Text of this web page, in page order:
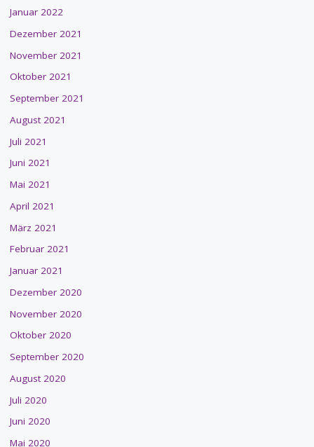
Januar 2022
Dezember 2021
November 2021
Oktober 2021
September 2021
August 2021
Juli 2021
Juni 2021
Mai 2021
April 2021
März 2021
Februar 2021
Januar 2021
Dezember 2020
November 2020
Oktober 2020
September 2020
August 2020
Juli 2020
Juni 2020
Mai 2020